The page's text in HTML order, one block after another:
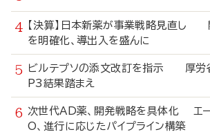
【決算】日本新薬が事業戦略見直し
を明確化、導出入を盛んに
ビルテプソの添文改訂を指示 厚労
P3結果踏まえ
次世代AD薬、開発戦略を具体化 エー
O、進行に応じたパイプライン構築